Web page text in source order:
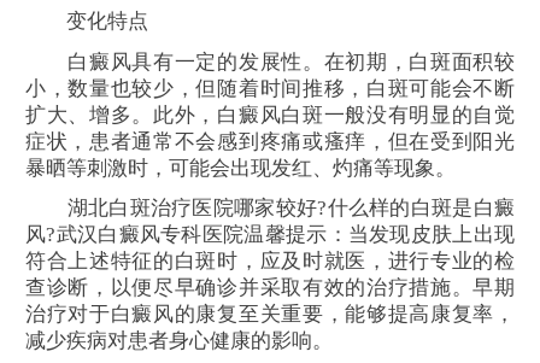
变化特点
白癜风具有一定的发展性。在初期，白斑面积较
小，数量也较少，但随着时间推移，白斑可能会不断
扩大、增多。此外，白癜风白斑一般没有明显的自觉
症状，患者通常不会感到疼痛或瘙痒，但在受到阳光
暴晒等刺激时，可能会出现发红、灼痛等现象。
湖北白斑治疗医院哪家较好?什么样的白斑是白癜
风?武汉白癜风专科医院温馨提示：当发现皮肤上出现
符合上述特征的白斑时，应及时就医，进行专业的检
查诊断，以便尽早确诊并采取有效的治疗措施。早期
治疗对于白癜风的康复至关重要，能够提高康复率，
减少疾病对患者身心健康的影响。